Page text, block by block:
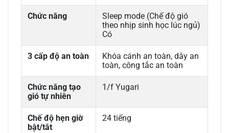
Chức năng
Sleep mode (Chế độ gió
theo nhịp sinh học lúc ngủ)
Có
3 cấp độ an toàn
Khóa cánh an toàn, dây an
toàn, công tắc an toàn
Chức năng tạo
gió tự nhiên
1/f Yugari
Chế độ hẹn giờ
bật/tắt
24 tiếng